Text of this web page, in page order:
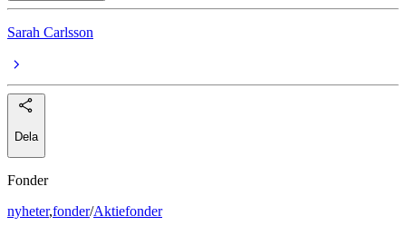
Sarah Carlsson
Dela
Fonder
nyheter,fonder/Aktiefonder